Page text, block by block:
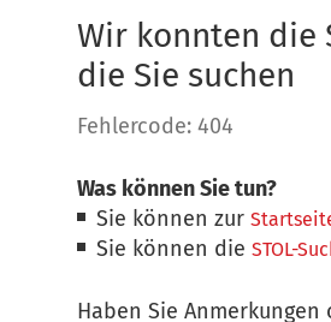
Wir konnten die
die Sie suchen
Fehlercode: 404
Was können Sie tun?
Sie können zur
Sie können dieSTOL-
Haben Sie